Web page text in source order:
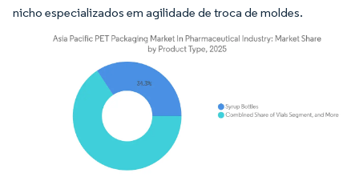
nicho especializados em agilidade de troca de moldes.